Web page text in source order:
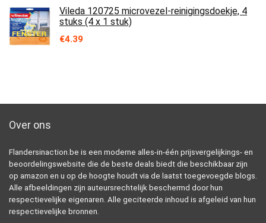
Vileda 120725 microvezel-reinigingsdoekje, 4
stuks (4 x 1 stuk)
€4.39
Over ons
Flandersinaction.be is een moderne alles-in-één prijsvergelijkings- en
beoordelingswebsite die de beste deals biedt die beschikbaar zijn
op amazon en u op de hoogte houdt via de laatst toegevoegde blogs.
Alle afbeeldingen zijn auteursrechtelijk beschermd door hun
respectievelijke eigenaren. Alle geciteerde inhoud is afgeleid van hun
respectievelijke bronnen.